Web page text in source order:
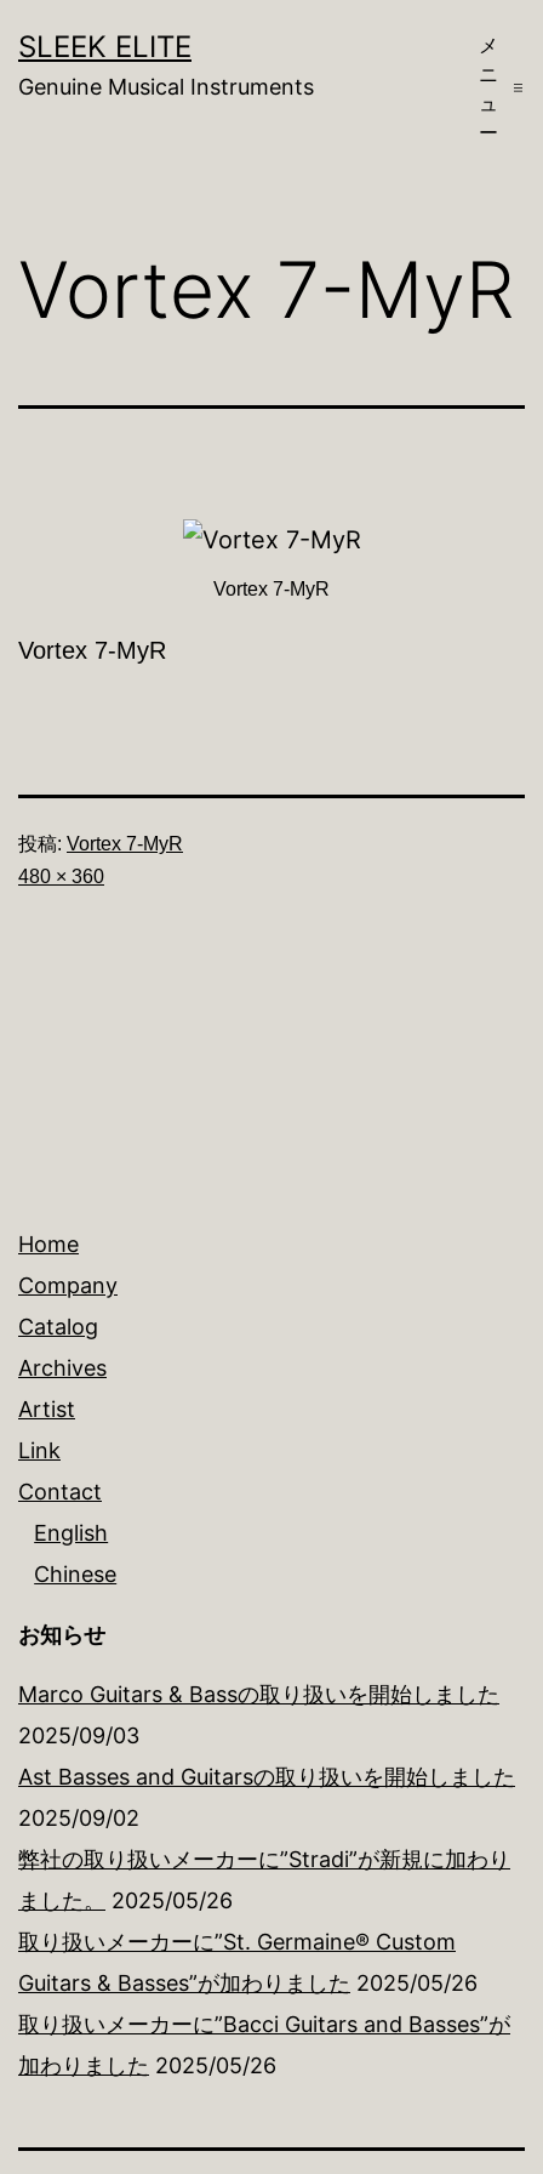
ン
テ
ス
SLEEK ELITE
Genuine Musical Instruments
メ
ニ
ュ
ー
Vortex 7-MyR
Vortex 7-MyR
Vortex 7-MyR
投稿: Vortex 7-MyR
フ
480 × 360
Home
Company
Catalog
Archives
Artist
Link
Contact
English
Chinese
お知らせ
Marco Guitars & Bassの取り扱いを開始しました
2025/09/03
Ast Basses and Guitarsの取り扱いを開始しました
2025/09/02
弊社の取り扱いメーカーに”Stradi”が新規に加わり
ました。
2025/05/26
取り扱いメーカーに”St. Germaine® Custom
Guitars & Basses”が加わりました 2025/05/26
取り扱いメーカーに”Bacci Guitars and Basses”が
加わりました 2025/05/26